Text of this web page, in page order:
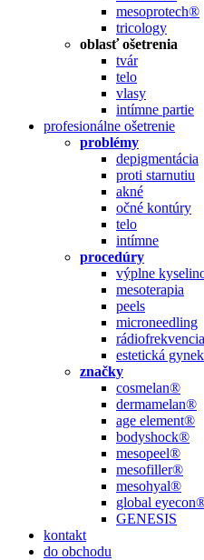
mesoprotech®
tricology
oblasť ošetrenia
tvár
telo
vlasy
intímne partie
profesionálne ošetrenie
problémy
depigmentácia
proti starnutiu
akné
očné kontúry
telo
intímne
procedúry
výplne
mesoterapia
peels
microneedling
rádiofrekvencia
estetická
značky
cosmelan®
dermamelan®
age element®
bodyshock®
mesopeel®
mesofiller®
mesohyal®
global
GENESIS
kontakt
do obchodu